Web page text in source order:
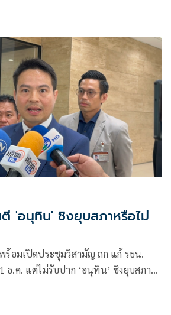
ตี 'อนุทิน' ชิงยุบสภาหรือไม่
พร้อมเปิดประชุมวิสามัญ ถก แก้ รธน.
ธ.ค. แต่ไม่รับปาก ‘อนุทิน’ ชิงยุบสภา